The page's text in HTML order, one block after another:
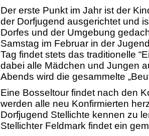
Der erste Punkt im Jahr ist der
der Dorfjugend ausgerichtet und
Dorfes und der Umgebung
Samstag im Februar in der
Tag findet stets das traditionelle
dabei alle Mädchen und Jungen
Abends wird die gesammelte
Eine Bosseltour findet nach den
werden alle neu Konfirmierten
Dorfjugend Stellichte kennen zu
Stellichter Feldmark findet ein